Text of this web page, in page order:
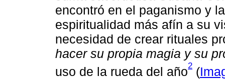
encontró en el paganismo y
espiritualidad más afín a su
necesidad de crear rituales
hacer su propia magia y su
uso de la rueda del año2 (